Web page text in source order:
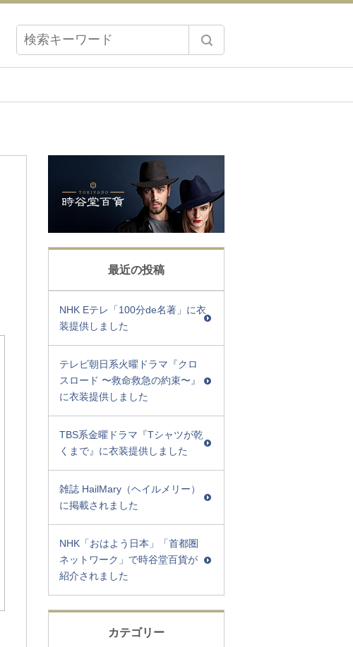
最近の投稿
NHK Eテレ「100分de名著」に衣
装提供しました
テレビ朝日系火曜ドラマ『クロ
スロード 〜救命救急の約束〜』
に衣装提供しました
TBS系金曜ドラマ『Tシャツが乾
くまで』に衣装提供しました
雑誌 HailMary（ヘイルメリー）
に掲載されました
NHK「おはよう日本」「首都圏
ネットワーク」で時谷堂百貨が
紹介されました
カテゴリー